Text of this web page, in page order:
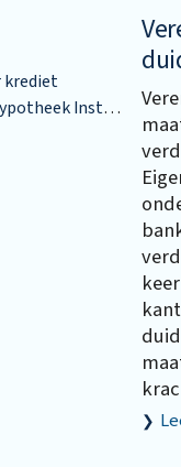
krediet
Instelling